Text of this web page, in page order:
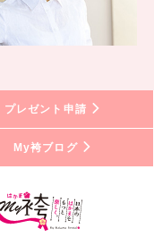
プレゼント申請
My袴ブログ